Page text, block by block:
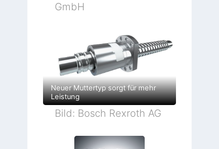
GmbH
Neuer Muttertyp sorgt für mehr
Leistung
Bild: Bosch Rexroth AG